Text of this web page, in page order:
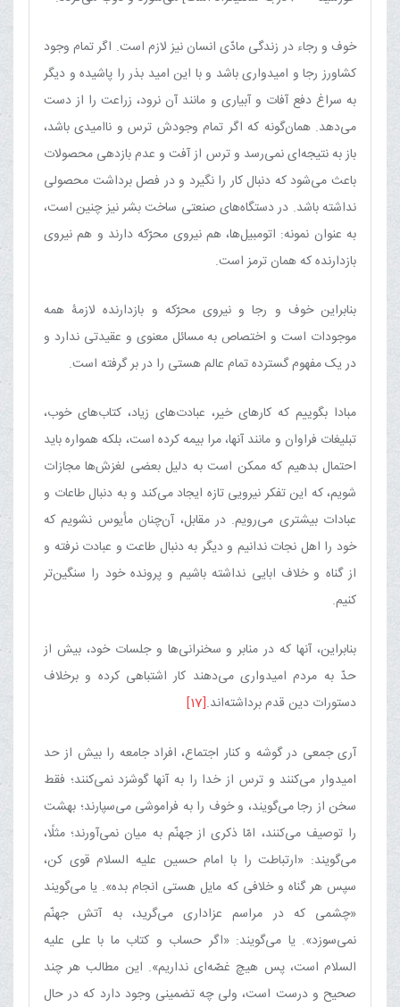
خوف و رجاء در زندگی مادّی انسان نیز لازم است. اگر تمام وجود
کشاورز رجا و امیدواری باشد و با این امید بذر را پاشیده و دیگر
به سراغ دفع آفات و آبیاری و مانند آن نرود، زراعت را از دست
می‌دهد. همان‌گونه که اگر تمام وجودش ترس و ناامیدی باشد،
باز به نتیجه‌ای نمی‌رسد و ترس از آفت و عدم بازدهی محصولات
باعث می‌شود که دنبال کار را نگیرد و در فصل برداشت محصولی
نداشته باشد. در دستگاه‌های صنعتی ساخت بشر نیز چنین است،
به عنوان نمونه: اتومبیل‌ها، هم نیروی محرّکه دارند و هم نیروی
بازدارنده که همان ترمز است.
بنابراین خوف و رجا و نیروی محرّکه و بازدارنده لازمۀ همه
موجودات است و اختصاص به مسائل معنوی و عقیدتی ندارد و
در یک مفهوم گسترده تمام عالم هستی را در بر گرفته است.
مبادا بگوییم که کارهای خیر، عبادت‌های زیاد، کتاب‌های خوب،
تبلیغات فراوان و مانند آنها، مرا بیمه کرده است، بلکه همواره باید
احتمال بدهیم که ممکن است به دلیل بعضی لغزش‌ها مجازات
شویم، که این تفکر نیرویی تازه ایجاد می‌کند و به دنبال طاعات و
عبادات بیشتری می‌رویم. در مقابل، آن‌چنان مأیوس نشویم که
خود را اهل نجات ندانیم و دیگر به دنبال طاعت و عبادت نرفته و
از گناه و خلاف ابایی نداشته باشیم و پرونده خود را سنگین‌تر
کنیم.
بنابراین، آنها که در منابر و سخنرانی‌ها و جلسات خود، بیش از
حدّ به مردم امیدواری می‌دهند کار اشتباهی کرده و برخلاف
دستورات دین قدم برداشته‌اند.[17]
آری جمعی در گوشه و کنار اجتماع، افراد جامعه را بیش از حد
امیدوار می‌کنند و ترس از خدا را به آنها گوشزد نمی‌کنند؛ فقط
سخن از رجا می‌گویند، و خوف را به فراموشی می‌سپارند؛ بهشت
را توصیف می‌کنند، امّا ذکری از جهنّم به میان نمی‌آورند؛ مثلًا،
می‌گویند: «ارتباطت را با امام حسین علیه السلام قوی کن،
سپس هر گناه و خلافی که مایل هستی انجام بده». یا می‌گویند
«چشمی که در مراسم عزاداری می‌گرید، به آتش جهنّم
نمی‌سوزد». یا می‌گویند: «اگر حساب و کتاب ما با علی علیه
السلام است، پس هیچ غصّه‌ای نداریم». این مطالب هر چند
صحیح و درست است، ولی چه تضمینی وجود دارد که در حال